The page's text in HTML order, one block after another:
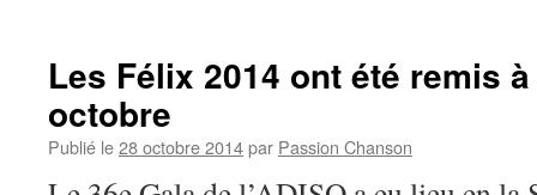
Les Félix 2014 ont été remis
octobre
Publié le28 octobre 2014par Passion Chanson